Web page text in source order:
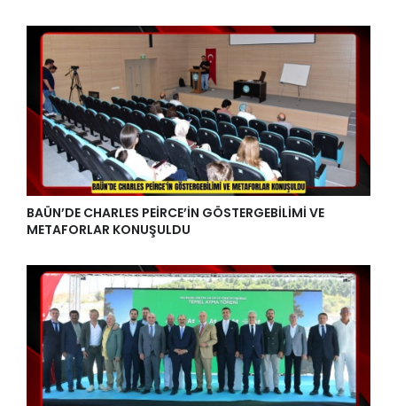
BAÜN’DE CHARLES PEİRCE’İN GÖSTERGEBİLİMİ VE
METAFORLAR KONUŞULDU